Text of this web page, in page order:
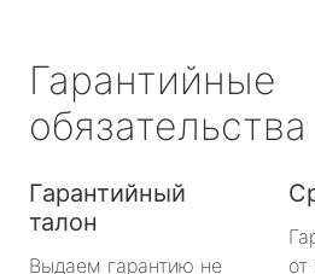
Гарантийные
обязательства
Гарантийный
талон
Выдаем гарантию не